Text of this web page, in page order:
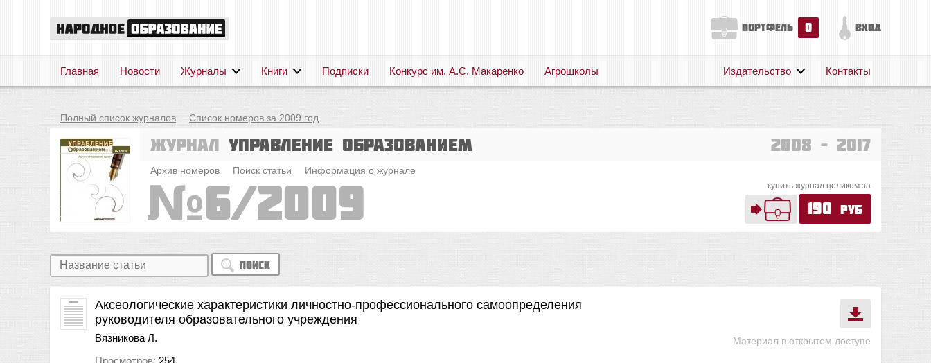
портфель 0 вход
Главная Новости Журналы Книги Подписки Конкурс им. А.С. Макаренко Агрошколы
Поддержка
Издательство Контакты
Полный список журналов Список номеров за 2009 год
Журнал Управление образованием 2008 – 2017
Архив номеров Поиск статьи Информация о журнале
купить журнал целиком за
190 руб
6/2009
Поиск
Материал в открытом доступе
Аксеологические характеристики личностно-профессионального самоопределения
руководителя образовательного учреждения
Вязникова Л.
Просмотров: 254